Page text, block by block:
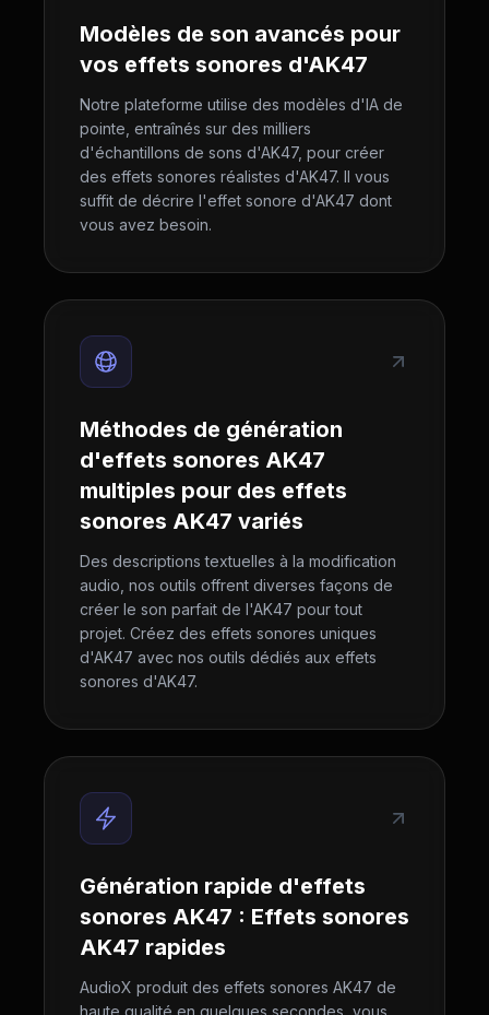
Modèles de son avancés pour
vos effets sonores d'AK47
Notre plateforme utilise des modèles d'IA de
pointe, entraînés sur des milliers
d'échantillons de sons d'AK47, pour créer
des effets sonores réalistes d'AK47. Il vous
suffit de décrire l'effet sonore d'AK47 dont
vous avez besoin.
Méthodes de génération
d'effets sonores AK47
multiples pour des effets
sonores AK47 variés
Des descriptions textuelles à la modification
audio, nos outils offrent diverses façons de
créer le son parfait de l'AK47 pour tout
projet. Créez des effets sonores uniques
d'AK47 avec nos outils dédiés aux effets
sonores d'AK47.
Génération rapide d'effets
sonores AK47 : Effets sonores
AK47 rapides
AudioX produit des effets sonores AK47 de
haute qualité en quelques secondes, vous